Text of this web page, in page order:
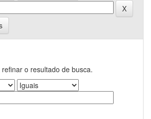
o resultado de busca.